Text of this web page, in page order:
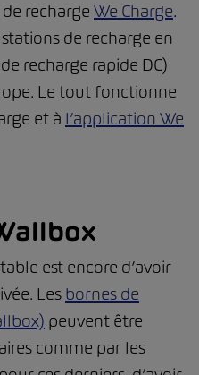
recharge We Charge.
de recharge en
recharge rapide DC)
Le tout fonctionne
et à l’application We
est encore d’avoir
Les bornes de
peuvent être
comme par les